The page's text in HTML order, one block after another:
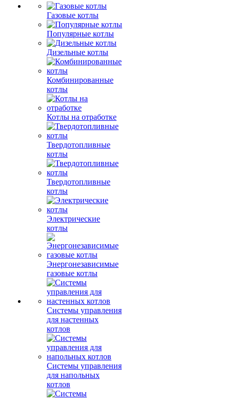
Газовые котлы
Популярные котлы
Дизельные котлы
Комбинированные
котлы
Котлы на отработке
Твердотопливные
котлы
Твердотопливные
котлы
Электрические
котлы
Энергонезависимые
газовые котлы
Системы управления
для настенных
котлов
Системы управления
для напольных
котлов